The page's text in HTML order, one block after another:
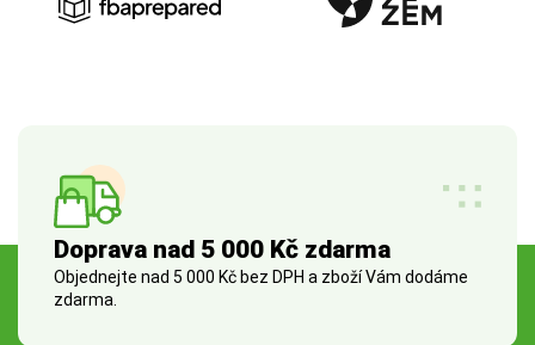
Doprava nad 5 000 Kč zdarma
Objednejte nad 5 000 Kč bez DPH a zboží Vám dodáme
zdarma.